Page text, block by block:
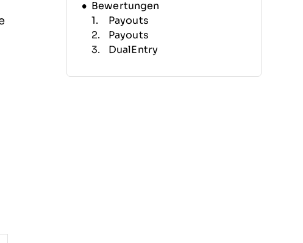
Bewertungen
Payouts
Payouts
DualEntry
Xero